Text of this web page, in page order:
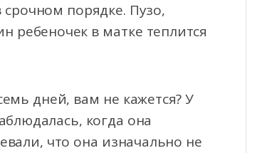
порядке. Пузо,
ребеночек в матке теплится
дней, вам не кажется? У
когда она
что она изначально не